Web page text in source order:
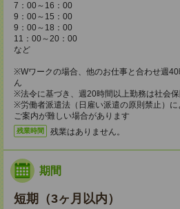
7：00～16：00
9：00～15：00
9：00～18：00
11：00～20：00
など
※Wワークの場合、他のお仕事と合わせ週
ん
※法令に基づき、週20時間以上勤務は社会
※労働者派遣法（日雇い派遣の原則禁止）
ご案内が難しい場合があります
残業時間 残業はありません。
期間
短期（3ヶ月以内）